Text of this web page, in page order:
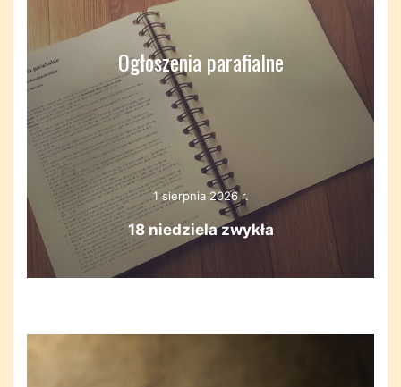
Ogłoszenia parafialne
1 sierpnia 2026 r.
18 niedziela zwykła